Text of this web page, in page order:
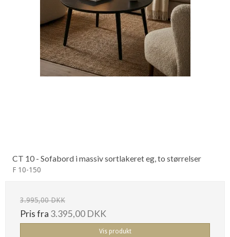
CT 10 - Sofabord i massiv sortlakeret eg, to størrelser
F 10-150
3.995,00 DKK
Pris fra 3.395,00 DKK
Vis produkt